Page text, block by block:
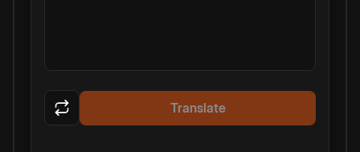
Translate